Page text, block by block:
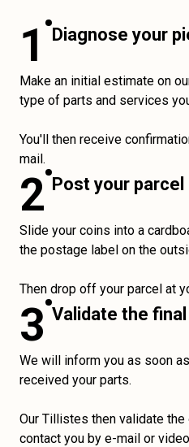
1 Diagnose your
Make an initial estimate on
type of parts and services
You'll then receive
mail.
2 Post your parcel
Slide your coins into a
the postage label on the
Then drop off your parcel at
3 Validate the
We will inform you as soon
received your parts.
Our Tillistes then validate
contact you by e-mail or